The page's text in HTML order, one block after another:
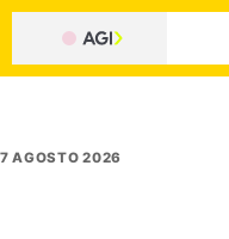
7 AGOSTO 2026